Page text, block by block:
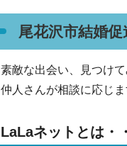
尾花沢市結婚
素敵な出会い、見つけ
仲人さんが相談に応じ
LaLaネットとは・